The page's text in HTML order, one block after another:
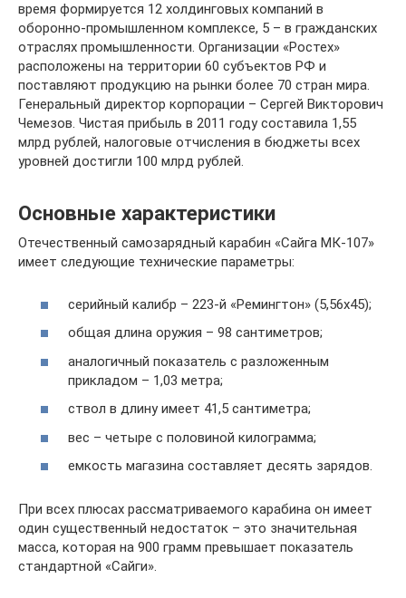
время формируется 12 холдинговых компаний в
оборонно-промышленном комплексе, 5 – в гражданских
отраслях промышленности. Организации «Ростех»
расположены на территории 60 субъектов РФ и
поставляют продукцию на рынки более 70 стран мира.
Генеральный директор корпорации – Сергей Викторович
Чемезов. Чистая прибыль в 2011 году составила 1,55
млрд рублей, налоговые отчисления в бюджеты всех
уровней достигли 100 млрд рублей.
Основные характеристики
Отечественный самозарядный карабин «Сайга МК-107»
имеет следующие технические параметры:
серийный калибр – 223-й «Ремингтон» (5,56х45);
общая длина оружия – 98 сантиметров;
аналогичный показатель с разложенным
прикладом – 1,03 метра;
ствол в длину имеет 41,5 сантиметра;
вес – четыре с половиной килограмма;
емкость магазина составляет десять зарядов.
При всех плюсах рассматриваемого карабина он имеет
один существенный недостаток – это значительная
масса, которая на 900 грамм превышает показатель
стандартной «Сайги».